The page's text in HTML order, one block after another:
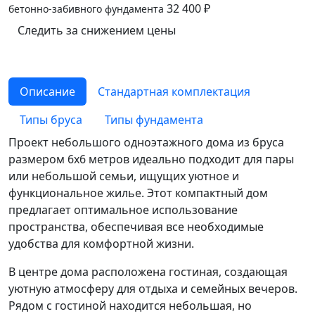
бетонно-забивного фундамента 32 400 ₽
Следить за снижением цены
Описание
Cтандартная комплектация
Типы бруса
Типы фундамента
Проект небольшого одноэтажного дома из бруса
размером 6х6 метров идеально подходит для пары
или небольшой семьи, ищущих уютное и
функциональное жилье. Этот компактный дом
предлагает оптимальное использование
пространства, обеспечивая все необходимые
удобства для комфортной жизни.
В центре дома расположена гостиная, создающая
уютную атмосферу для отдыха и семейных вечеров.
Рядом с гостиной находится небольшая, но